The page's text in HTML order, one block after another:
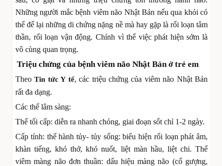
Những người mắc bệnh viêm não Nhật Bản nếu qua khỏi có
thể để lại những di chứng nặng nề mà hay gặp là rối loạn tâm
thần, rối loạn vận động. Chính vì thế việc phát hiện sớm là
vô cùng quan trọng.
Triệu chứng của bệnh viêm não Nhật Bản ở trẻ em
TheoTin tức Y tế, các triệu chứng của viêm não Nhật Bản
rất đa dạng.
Các thể lâm sàng:
Thể tối cấp: diễn ra nhanh chóng, giai đoạn sốt chỉ 1-2 ngày.
Cấp tính: thể hành tủy- tủy sống: biểu hiện rối loạn phát âm,
khàn tiếng, khó thở, khó nuốt, liệt màn hầu, liệt chi. Thể
viêm màng não đơn thuần: dấu hiệu màng não (cổ gượng,